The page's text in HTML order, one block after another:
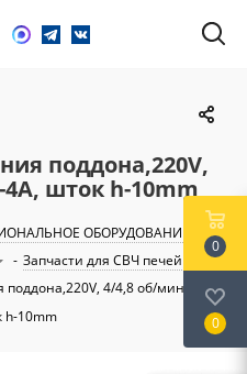
поддона,220V,
шток h-10mm
ОБОРУДОВАНИЕ
-
- Запчасти для СВЧ печей
4/4,8 об/мин MDS-
h-10mm
0
0